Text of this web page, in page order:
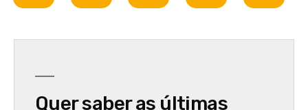
Quer saber as últimas